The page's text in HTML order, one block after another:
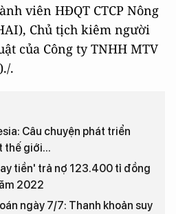
viên HĐQT CTCP Nông
Chủ tịch kiêm người
của Công ty TNHH MTV
.
Câu chuyện phát triển
thế giới...
tiền' trả nợ 123.400 tỉ đồng
2022
ngày 7/7: Thanh khoản suy